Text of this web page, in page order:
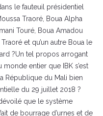
le fauteuil présidentiel
Traoré, Boua Alpha
Touré, Boua Amadou
et qu’un autre Boua le
?Un tel propos arrogant
entier que IBK s’est
République du Mali bien
du 29 juillet 2018 ?
que le système
de bourrage d’urnes et de